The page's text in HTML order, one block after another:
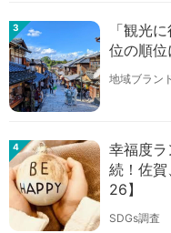
3
「観光
位の順位
地域ブラン
4
幸福度
続！佐
26】
SDGs調査